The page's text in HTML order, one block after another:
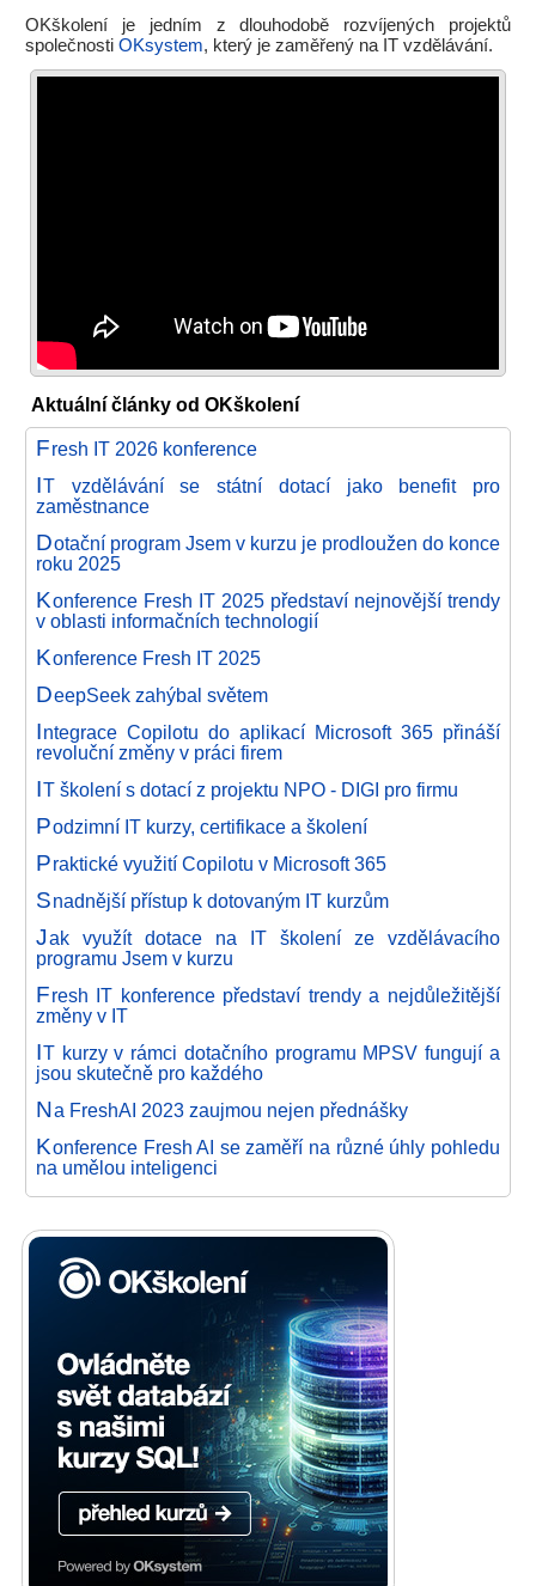
OKškolení je jedním z dlouhodobě rozvíjených projektů
společnosti OKsystem, který je zaměřený na IT vzdělávání.
Aktuální články od OKškolení
Fresh IT 2026 konference
IT vzdělávání se státní dotací jako benefit pro
zaměstnance
Dotační program Jsem v kurzu je prodloužen do konce
roku 2025
Konference Fresh IT 2025 představí nejnovější trendy
v oblasti informačních technologií
Konference Fresh IT 2025
DeepSeek zahýbal světem
Integrace Copilotu do aplikací Microsoft 365 přináší
revoluční změny v práci firem
IT školení s dotací z projektu NPO - DIGI pro firmu
Podzimní IT kurzy, certifikace a školení
Praktické využití Copilotu v Microsoft 365
Snadnější přístup k dotovaným IT kurzům
Jak využít dotace na IT školení ze vzdělávacího
programu Jsem v kurzu
Fresh IT konference představí trendy a nejdůležitější
změny v IT
IT kurzy v rámci dotačního programu MPSV fungují a
jsou skutečně pro každého
Na FreshAI 2023 zaujmou nejen přednášky
Konference Fresh AI se zaměří na různé úhly pohledu
na umělou inteligenci